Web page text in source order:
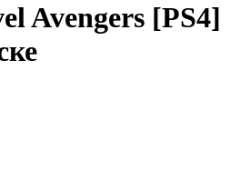
Avengers [PS4]